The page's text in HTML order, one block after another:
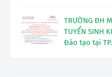
TRƯỜNG ĐH
TUYỂN SINH
Đào tạo tại